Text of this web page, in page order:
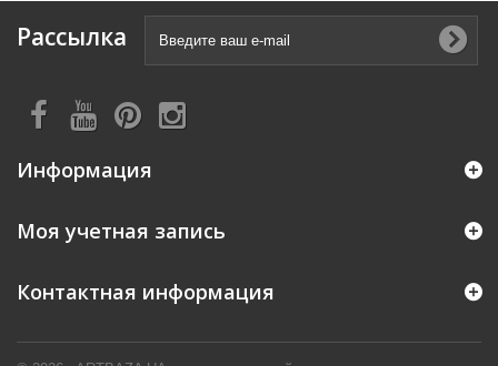
Рассылка
Информация
Моя учетная запись
Контактная информация